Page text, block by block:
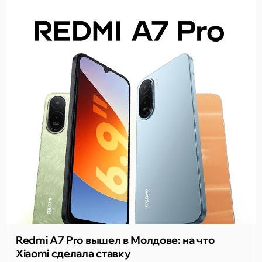
Redmi A7 Pro вышел в Молдове: на что
Xiaomi сделала ставку